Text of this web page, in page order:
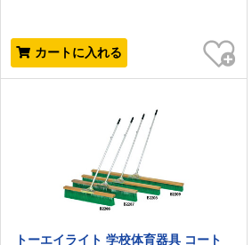
カートに入れる
お気に入り
トーエイライト 学校体育器具 コート